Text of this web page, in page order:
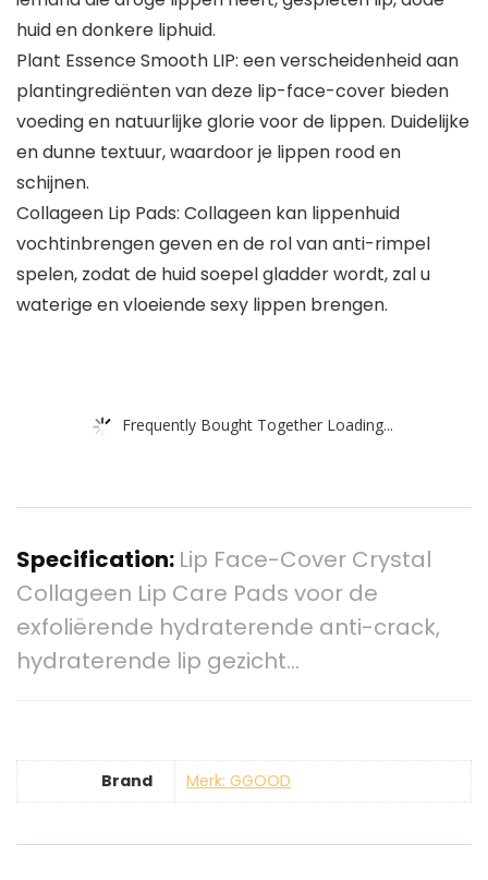
huid en donkere liphuid.
Plant Essence Smooth LIP: een verscheidenheid aan
plantingrediënten van deze lip-face-cover bieden
voeding en natuurlijke glorie voor de lippen. Duidelijke
en dunne textuur, waardoor je lippen rood en
schijnen.
Collageen Lip Pads: Collageen kan lippenhuid
vochtinbrengen geven en de rol van anti-rimpel
spelen, zodat de huid soepel gladder wordt, zal u
waterige en vloeiende sexy lippen brengen.
Frequently Bought Together Loading...
Specification: Lip Face-Cover Crystal
Collageen Lip Care Pads voor de
exfoliërende hydraterende anti-crack,
hydraterende lip gezicht…
Brand Merk: GGOOD